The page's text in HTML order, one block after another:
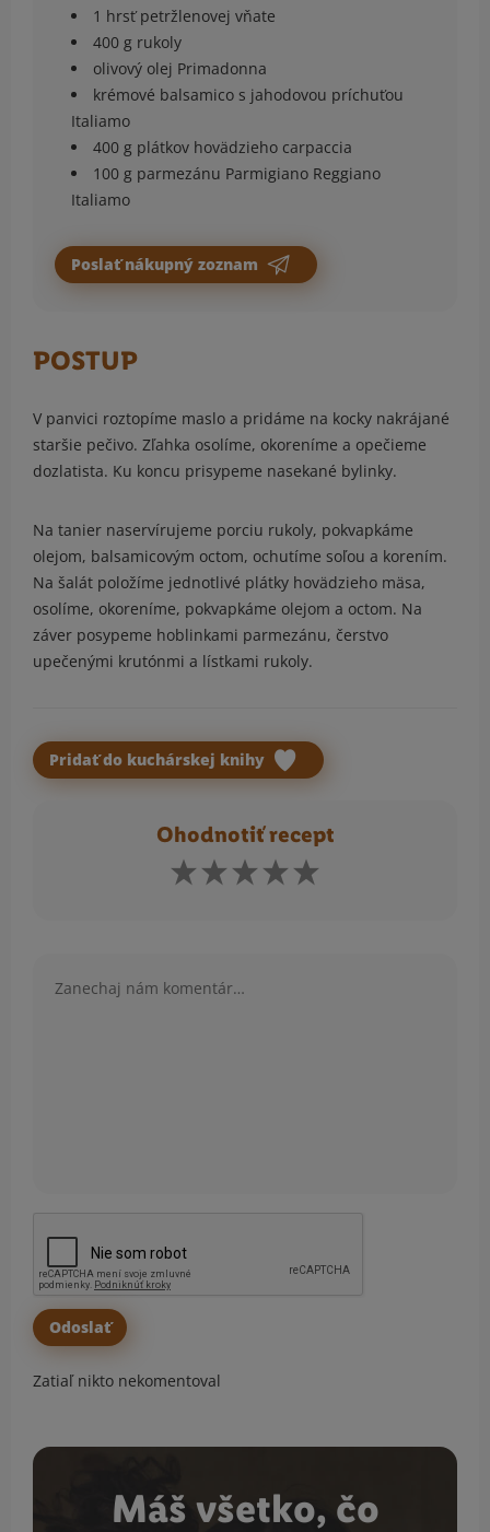
1 hrsť petržlenovej vňate
400 g rukoly
olivový olej Primadonna
krémové balsamico s jahodovou príchuťou
Italiamo
400 g plátkov hovädzieho carpaccia
100 g parmezánu Parmigiano Reggiano
Italiamo
Poslať nákupný zoznam
POSTUP
V panvici roztopíme maslo a pridáme na kocky nakrájané
staršie pečivo. Zľahka osolíme, okoreníme a opečieme
dozlatista. Ku koncu prisypeme nasekané bylinky.
Na tanier naservírujeme porciu rukoly, pokvapkáme
olejom, balsamicovým octom, ochutíme soľou a korením.
Na šalát položíme jednotlivé plátky hovädzieho mäsa,
osolíme, okoreníme, pokvapkáme olejom a octom. Na
záver posypeme hoblinkami parmezánu, čerstvo
upečenými krutónmi a lístkami rukoly.
Pridať do kuchárskej knihy
Ohodnotiť recept
Zatiaľ nikto nekomentoval
Máš všetko, čo